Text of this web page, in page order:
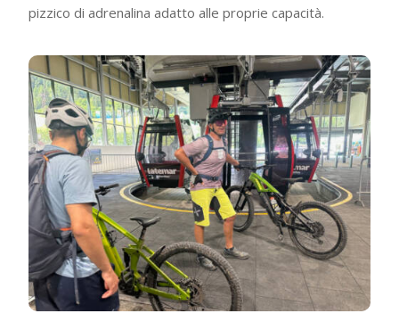
pizzico di adrenalina adatto alle proprie capacità.